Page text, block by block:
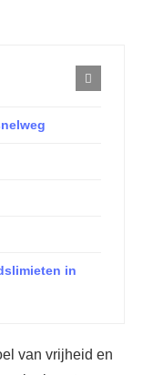
in
van vrijheid en